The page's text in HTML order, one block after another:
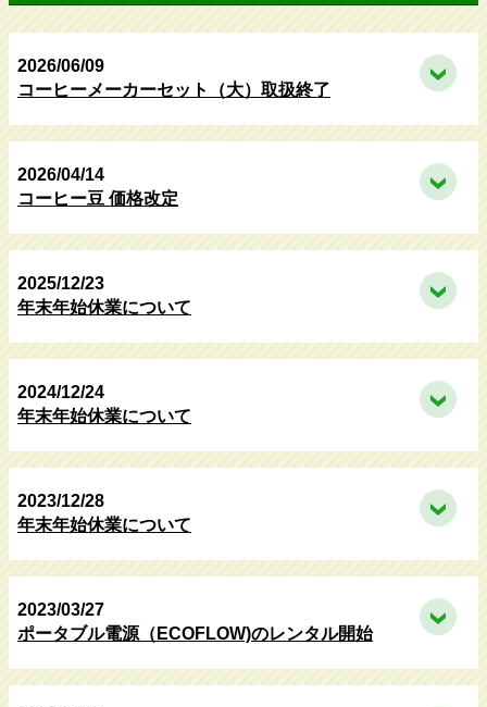
2026/06/09
コーヒーメーカーセット（大）取扱終了
2026/04/14
コーヒー豆 価格改定
2025/12/23
年末年始休業について
2024/12/24
年末年始休業について
2023/12/28
年末年始休業について
2023/03/27
ポータブル電源（ECOFLOW)のレンタル開始